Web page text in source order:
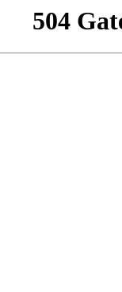
504